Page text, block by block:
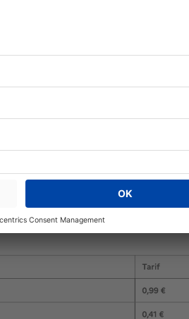
©Service
pour les 3
critères pour lataxe sur les
Var et des Alpes-Maritimes
tarifs pour les organismes
taxe est par ailleurs moins élevée.